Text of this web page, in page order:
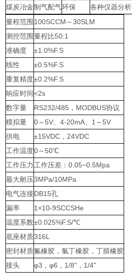
煤炭冶金制气配气环保 各种仪器分析
量程范围 100SCCM～30SLM
测控范围 量程比50:1
准确度
±1.0%F.S
线性
±0.5%F.S
重复精度±0.2%F.S
响应时间<2s
数字量
RS232/485，MODBUS协议
模拟量
0～5V、4-20mA、1～5V
供电
±15VDC，24VDC
工作温度0～50℃
工作压力 工作压差：0.05~0.5Mpa
最大耐压3MPa/10MPa
电气连接DB15孔
漏率
1×10-9SCCSHe
温度系数±0.025%F.S/℃
底座材质316L
密封材质氟橡胶，氯丁橡胶，丁腈橡胶
接头
φ3，φ6，1/8"，1/4"